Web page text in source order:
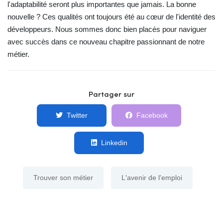
l'adaptabilité seront plus importantes que jamais. La bonne
nouvelle ? Ces qualités ont toujours été au cœur de l'identité des
développeurs. Nous sommes donc bien placés pour naviguer
avec succès dans ce nouveau chapitre passionnant de notre
métier.
Partager sur
Twitter Facebook
Linkedin
Trouver son métier L'avenir de l'emploi